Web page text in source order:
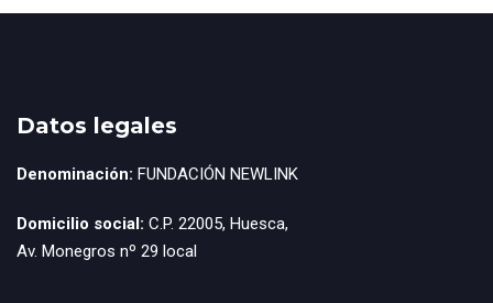
Datos legales
Denominación: FUNDACIÓN NEWLINK
Domicilio social: C.P. 22005, Huesca,
Av. Monegros nº 29 local